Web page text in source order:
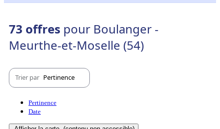
73 offres pour Boulanger -
Meurthe-et-Moselle (54)
Trier par Pertinence
Pertinence
Date